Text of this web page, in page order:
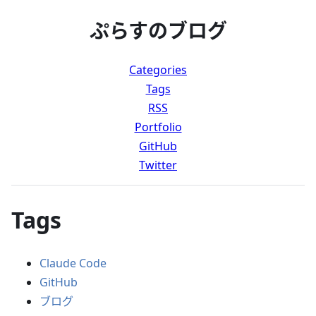
ぷらすのブログ
Categories
Tags
RSS
Portfolio
GitHub
Twitter
Tags
Claude Code
GitHub
ブログ